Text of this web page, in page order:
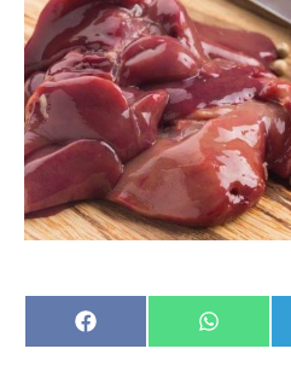
Share
on
Share
on